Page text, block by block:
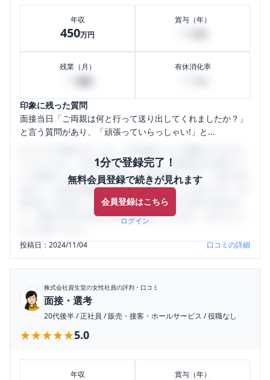
年収
450万円
賞与（年）
残業（月） 有休消化率
印象に残った質問
面接当日「ご両親は何と行って送り出してくれましたか？」
と言う質問があり、「頑張っていらっしゃい!」と...
1分で登録完了！
無料会員登録で続きが見れます
会員登録はこちら
ログイン
うになります。SHEHUB(シーハブ)は、女性限定の企業口コ
ミの投稿サイトです。給与面・女性の働きやすさ・会社の評
判など、女性の転職は気にすべき点がたくさんあります。先
輩社員（元社員）の口コミを通して、本当の会社の姿を知
り、将来の不安や現在の悩みを解消するために、ぜひサイト
投稿日：2024/11/04 口コミの詳細
株式会社資生堂の女性社員の評判・口コミ
面接・選考
20代後半/正社員 /販売・接客・ホールサービス /役職なし
★★★★★
★★★★★5.0
年収 賞与（年）